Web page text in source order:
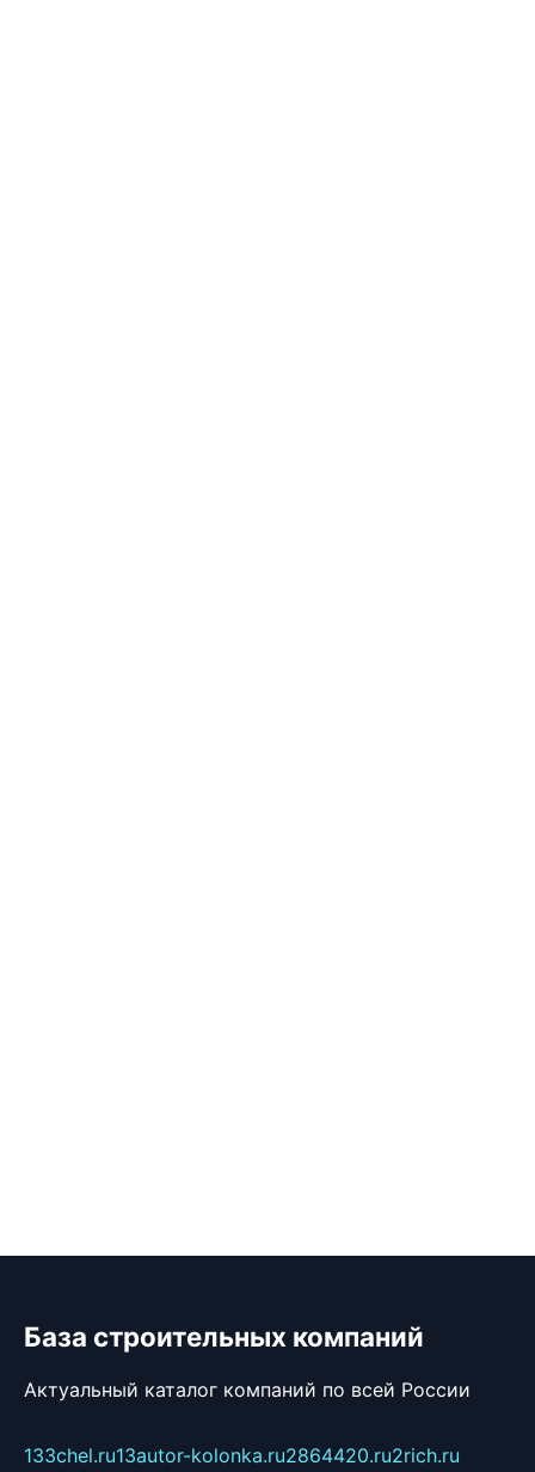
База строительных компаний
Актуальный каталог компаний по всей России
133chel.ru13autor-kolonka.ru2864420.ru2rich.ru